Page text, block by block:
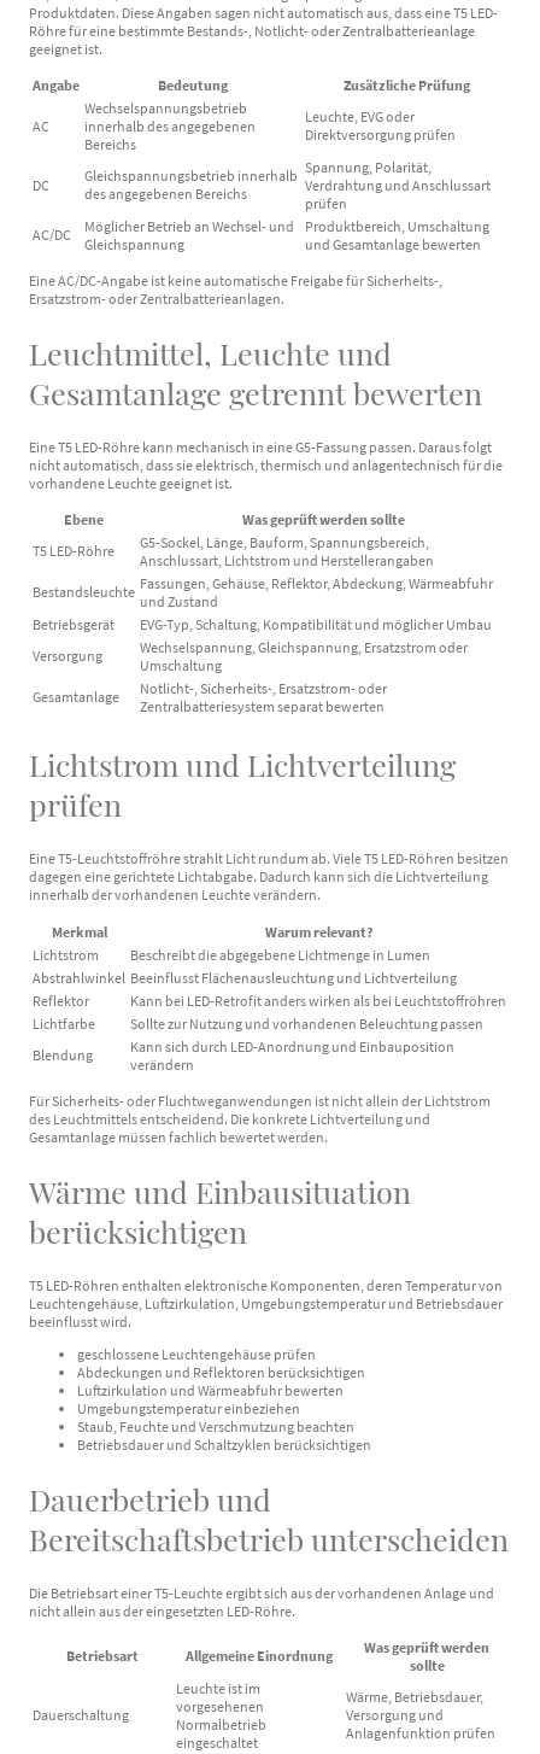
Produktdaten. Diese Angaben sagen nicht automatisch aus, dass eine T5 LED-
Röhre für eine bestimmte Bestands-, Notlicht- oder Zentralbatterieanlage
geeignet ist.
Angabe Bedeutung Zusätzliche Prüfung
AC
Wechselspannungsbetrieb
innerhalb des angegebenen
Bereichs
Leuchte, EVG oder
Direktversorgung prüfen
DC
Gleichspannungsbetrieb innerhalb
des angegebenen Bereichs
Spannung, Polarität,
Verdrahtung und Anschlussart
prüfen
AC/DC
Möglicher Betrieb an Wechsel- und
Gleichspannung
Produktbereich, Umschaltung
und Gesamtanlage bewerten
Eine AC/DC-Angabe ist keine automatische Freigabe für Sicherheits-,
Ersatzstrom- oder Zentralbatterieanlagen.
Leuchtmittel, Leuchte und
Gesamtanlage getrennt bewerten
Eine T5 LED-Röhre kann mechanisch in eine G5-Fassung passen. Daraus folgt
nicht automatisch, dass sie elektrisch, thermisch und anlagentechnisch für die
vorhandene Leuchte geeignet ist.
Ebene
Was geprüft werden sollte
T5 LED-Röhre
G5-Sockel, Länge, Bauform, Spannungsbereich,
Anschlussart, Lichtstrom und Herstellerangaben
Bestandsleuchte Fassungen, Gehäuse, Reflektor, Abdeckung, Wärmeabfuhr
und Zustand
Betriebsgerät
EVG-Typ, Schaltung, Kompatibilität und möglicher Umbau
Versorgung
Wechselspannung, Gleichspannung, Ersatzstrom oder
Umschaltung
Gesamtanlage
Notlicht-, Sicherheits-, Ersatzstrom- oder
Zentralbatteriesystem separat bewerten
Lichtstrom und Lichtverteilung
prüfen
Eine T5-Leuchtstoffröhre strahlt Licht rundum ab. Viele T5 LED-Röhren besitzen
dagegen eine gerichtete Lichtabgabe. Dadurch kann sich die Lichtverteilung
innerhalb der vorhandenen Leuchte verändern.
Merkmal
Warum relevant?
Lichtstrom
Beschreibt die abgegebene Lichtmenge in Lumen
Abstrahlwinkel Beeinflusst Flächenausleuchtung und Lichtverteilung
Reflektor
Kann bei LED-Retrofit anders wirken als bei Leuchtstoffröhren
Lichtfarbe
Sollte zur Nutzung und vorhandenen Beleuchtung passen
Blendung
Kann sich durch LED-Anordnung und Einbauposition
verändern
Für Sicherheits- oder Fluchtweganwendungen ist nicht allein der Lichtstrom
des Leuchtmittels entscheidend. Die konkrete Lichtverteilung und
Gesamtanlage müssen fachlich bewertet werden.
Wärme und Einbausituation
berücksichtigen
T5 LED-Röhren enthalten elektronische Komponenten, deren Temperatur von
Leuchtengehäuse, Luftzirkulation, Umgebungstemperatur und Betriebsdauer
beeinflusst wird.
geschlossene Leuchtengehäuse prüfen
Abdeckungen und Reflektoren berücksichtigen
Luftzirkulation und Wärmeabfuhr bewerten
Umgebungstemperatur einbeziehen
Staub, Feuchte und Verschmutzung beachten
Betriebsdauer und Schaltzyklen berücksichtigen
Dauerbetrieb und
Bereitschaftsbetrieb unterscheiden
Die Betriebsart einer T5-Leuchte ergibt sich aus der vorhandenen Anlage und
nicht allein aus der eingesetzten LED-Röhre.
Betriebsart Allgemeine Einordnung
Was geprüft werden
sollte
Dauerschaltung
Leuchte ist im
vorgesehenen
Normalbetrieb
eingeschaltet
Wärme, Betriebsdauer,
Versorgung und
Anlagenfunktion prüfen